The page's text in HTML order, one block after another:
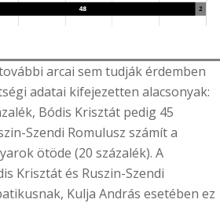
arcai sem tudják érdemben
adatai kifejezetten alacsonyak:
Bódis Krisztát pedig 45
Szendi Romulusz számít a
ötöde (20 százalék). A
Krisztát és Ruszin-Szendi
Kulja András esetében ez